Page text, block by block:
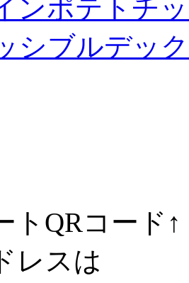
ンポテトチ
シブルデック
トQRコード↑
レスは